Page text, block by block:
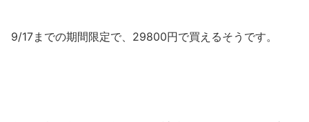
9/17までの期間限定で、29800円で買えるそうです。